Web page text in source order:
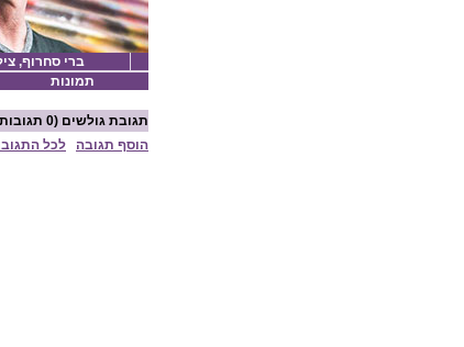
ברי סחרוף,
תמונות
תגובת גולשים (0 תגובות)
הוסף תגובה
לכל